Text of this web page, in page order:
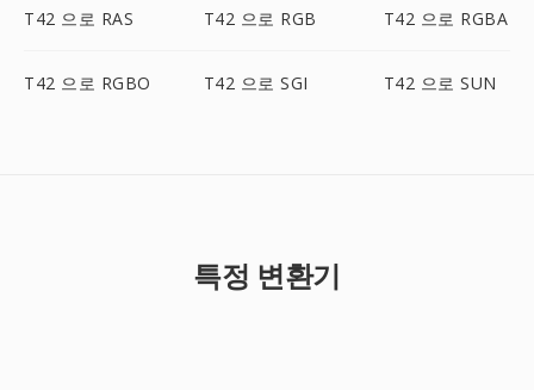
T42 으로 RAS T42 으로 RGB T42 으로 RGBA
T42 으로 RGBO T42 으로 SGI T42 으로 SUN
특정 변환기